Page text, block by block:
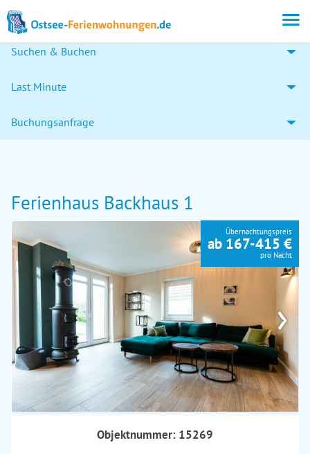
Suchen & Buchen
Last Minute
Buchungsanfrage
Ferienhaus Backhaus 1
›
Übernachtungspreis
ab 167-415 €
pro Nacht
Objektnummer: 15269